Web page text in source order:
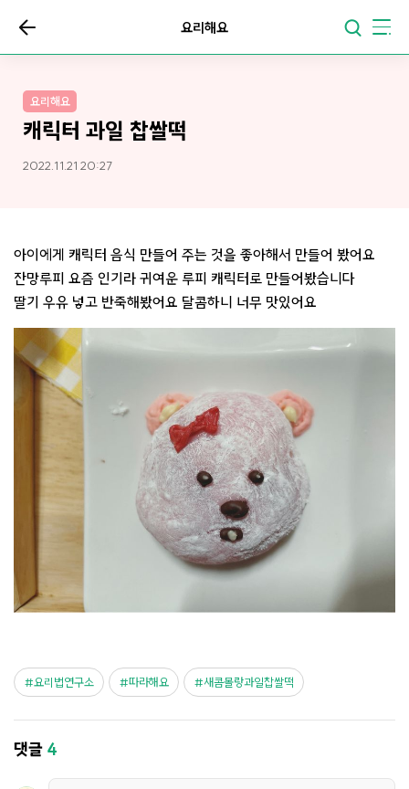
요리해요
요리해요
캐릭터 과일 찹쌀떡
2022.11.21 20:27
아이에게 캐릭터 음식 만들어 주는 것을 좋아해서 만들어 봤어요
잔망루피 요즘 인기라 귀여운 루피 캐릭터로 만들어봤습니다
딸기 우유 넣고 반죽해봤어요 달콤하니 너무 맛있어요
요리법연구소 따라해요 새콤몰랑과일찹쌀떡
댓글 4